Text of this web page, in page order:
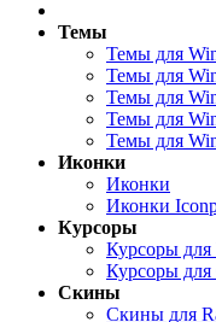
Темы
Темы для
Темы для
Темы для
Темы для
Темы для
Иконки
Иконки
Иконки
Курсоры
Курсоры для
Курсоры для
Скины
Скины для